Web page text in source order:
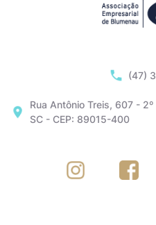
(47)
Rua Antônio Treis, 607 -
SC - CEP: 89015-400